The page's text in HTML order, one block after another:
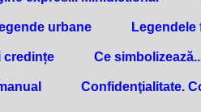
urbane Legendele
credințe Ce
Confidenţialitate.